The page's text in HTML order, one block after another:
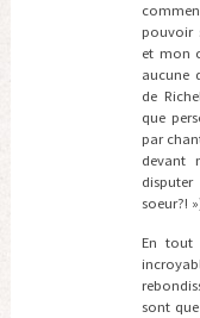
pouvoir
et mon
aucune
de
que
par
devant
soeur?!
En tout
sont